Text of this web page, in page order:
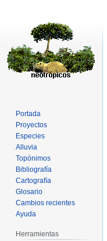
Portada
Proyectos
Especies
Alluvia
Topónimos
Bibliografía
Cartografía
Glosario
Cambios recientes
Ayuda
Herramientas